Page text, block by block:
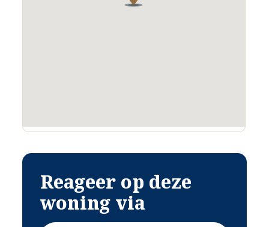
Reageer op deze
woning via